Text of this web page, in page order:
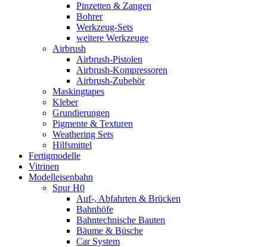
Pinzetten & Zangen
Bohrer
Werkzeug-Sets
weitere Werkzeuge
Airbrush
Airbrush-Pistolen
Airbrush-Kompressoren
Airbrush-Zubehör
Maskingtapes
Kleber
Grundierungen
Pigmente & Texturen
Weathering Sets
Hilfsmittel
Fertigmodelle
Vitrinen
Modelleisenbahn
Spur H0
Auf-, Abfahrten & Brücken
Bahnhöfe
Bahntechnische Bauten
Bäume & Büsche
Car System